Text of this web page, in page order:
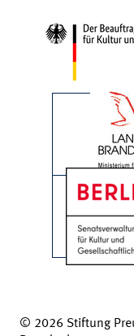
© 2026 Stiftung